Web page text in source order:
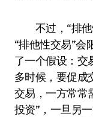
不过，“排他
“排他性交易”会
了一个假设：交
多时候，要促成
交易，一方常常
投资”，一旦另